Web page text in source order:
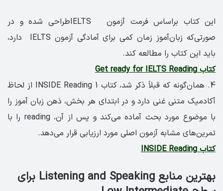
این کتاب براساس فرمت آزمون IELTSطراحی شده و در
صورتی‌که زبان‌آموز زمان کمی برای آمادگی آزمون IELTS دارد،
باید این کتاب را مطالعه کند.
کتاب Get ready for IELTS Reading
4. همان‌گونه که قبلاً ذکر شد، کتاب INSIDE Reading 1 از لحاظ
آکادمیک متنی غنی دارد و در ابتدای هر بخش، ذهن زبان آموز را
با موضوع مورد بحث آماده می‌کند و پس از آن، reading را با
تمرین‌های مشابه آزمون اصلی مورد ارزیابی قرار می‌دهد.
کتاب INSIDE Reading
بهترین منابع Listening and Speaking برای